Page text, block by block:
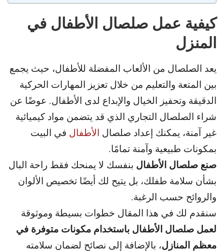
كيفية عمل صلصال الأطفال في
المنزل
يعد الصلصال من الألعاب المفضلة للأطفال، حيث يجمع
بين المتعة والتعليم من خلال تعزيز المهارات الحركية
الدقيقة وتحفيز الخيال والإبداع لدى الأطفال. عوضًا عن
شراء الصلصال التجاري الذي قد يتضمن مواد كيميائية
غيرآمنة، يمكنك إعداد صلصال الأطفال في البيت
بمكونات طبيعية وآمنة تمامًا.
صنع صلصال الأطفال بنفسك لا يمنحك فقط راحة البال
بشأن سلامة طفلك، بل يتيح لك أيضًا تخصيص الألوان
والروائح حسب الرغبة.
سنقدم لك في هذا المقال خطوات بسيطة وموثوقة
لعمل صلصال الأطفال باستخدام مكونات متوفرة في
معظم المنازل، بالإضافة إلى نصائح لضمان سلامته